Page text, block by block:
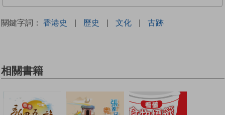
關鍵字詞： 香港史 | 歷史 | 文化 | 古跡
相關書籍